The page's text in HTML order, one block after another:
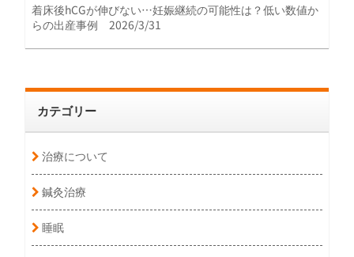
着床後hCGが伸びない…妊娠継続の可能性は？低い数値か
らの出産事例 2026/3/31
カテゴリー
治療について
鍼灸治療
睡眠